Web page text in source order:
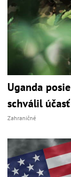
Uganda
schválil
Zahraničné